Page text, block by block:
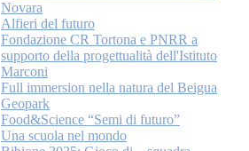
Novara
Alfieri del futuro
Fondazione CR Tortona e PNRR a
supporto della progettualità dell'Istituto
Marconi
Full immersion nella natura del Beigua
Geopark
Food&Science “Semi di futuro”
Una scuola nel mondo